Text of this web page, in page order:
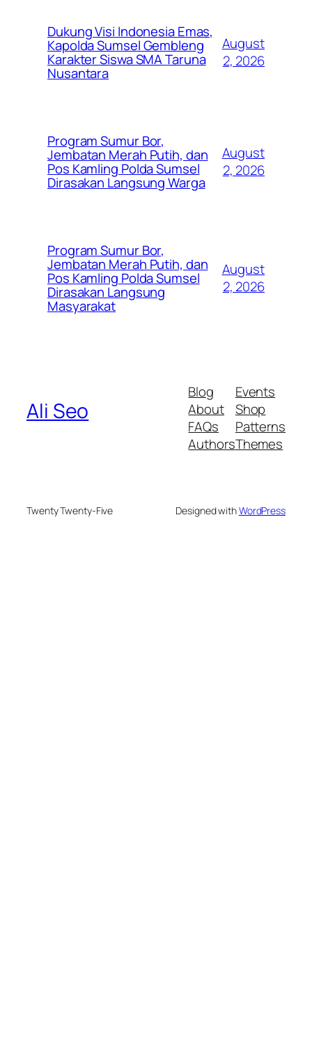
Dukung Visi Indonesia Emas,
Kapolda Sumsel Gembleng
Karakter Siswa SMA Taruna
Nusantara
August
2, 2026
Program Sumur Bor,
Jembatan Merah Putih, dan
Pos Kamling Polda Sumsel
Dirasakan Langsung Warga
August
2, 2026
Program Sumur Bor,
Jembatan Merah Putih, dan
Pos Kamling Polda Sumsel
Dirasakan Langsung
Masyarakat
August
2, 2026
Ali Seo
Blog
About
FAQs
Authors
Events
Shop
Patterns
Themes
Twenty Twenty-Five Designed withWordPress